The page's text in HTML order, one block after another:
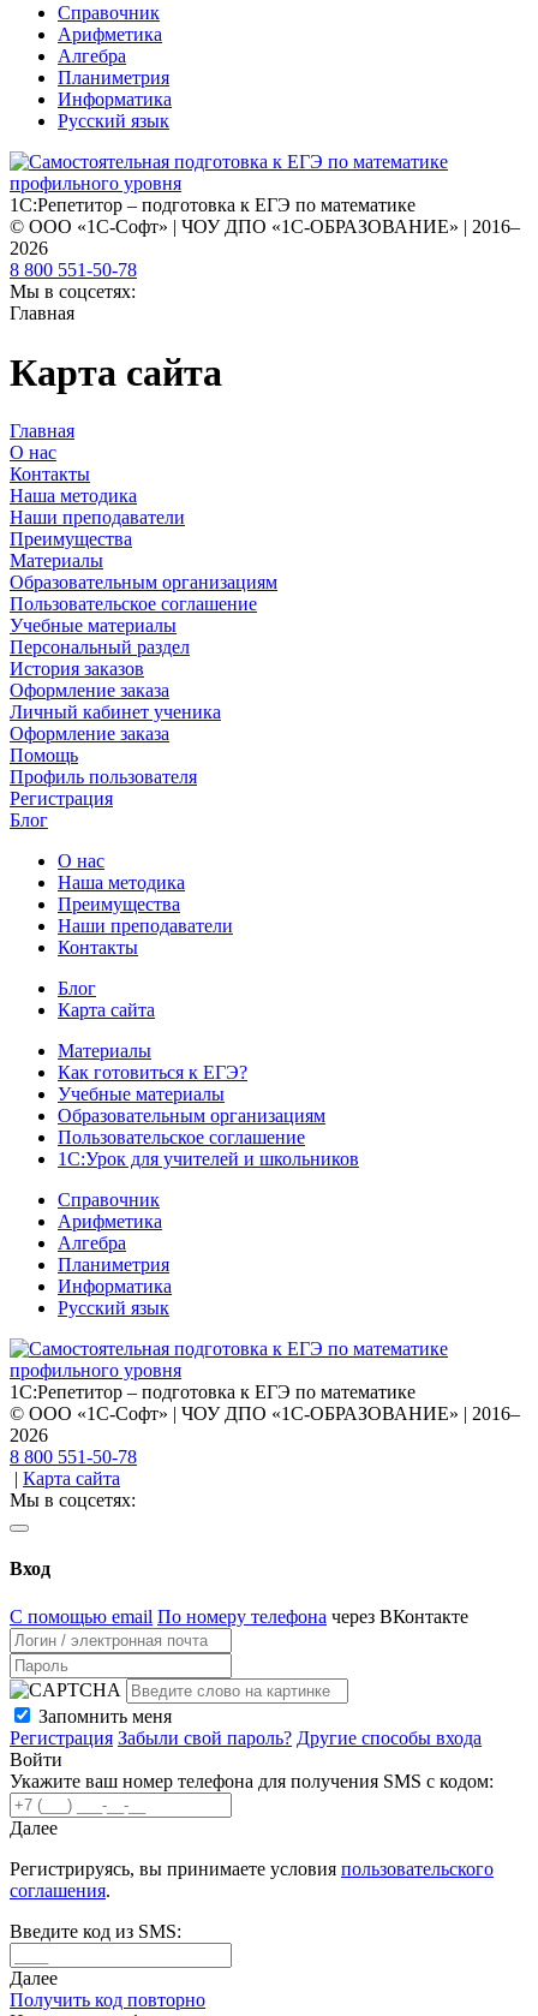
Справочник
Арифметика
Алгебра
Планиметрия
Информатика
Русский язык
1С:Репетитор – подготовка к ЕГЭ по математике
© ООО «1С-Софт» | ЧОУ ДПО «1С-ОБРАЗОВАНИЕ» | 2016–
2026
8 800 551-50-78
Мы в соцсетях:
Главная
Карта сайта
Главная
О нас
Контакты
Наша методика
Наши преподаватели
Преимущества
Материалы
Образовательным организациям
Пользовательское соглашение
Учебные материалы
Персональный раздел
История заказов
Оформление заказа
Личный кабинет ученика
Оформление заказа
Помощь
Профиль пользователя
Регистрация
Блог
О нас
Наша методика
Преимущества
Наши преподаватели
Контакты
Блог
Карта сайта
Материалы
Как готовиться к ЕГЭ?
Учебные материалы
Образовательным организациям
Пользовательское соглашение
1С:Урок для учителей и школьников
Справочник
Арифметика
Алгебра
Планиметрия
Информатика
Русский язык
1С:Репетитор – подготовка к ЕГЭ по математике
© ООО «1С-Софт» | ЧОУ ДПО «1С-ОБРАЗОВАНИЕ» | 2016–
2026
8 800 551-50-78
| Карта сайта
Мы в соцсетях:
Вход
С помощью email По номеру телефона через ВКонтакте
Запомнить меня
Регистрация Забыли свой пароль? Другие способы входа
Войти
Укажите ваш номер телефона для получения SMS с кодом:
Далее
Регистрируясь, вы принимаете условия пользовательского
соглашения.
Введите код из SMS:
Далее
Получить код повторно